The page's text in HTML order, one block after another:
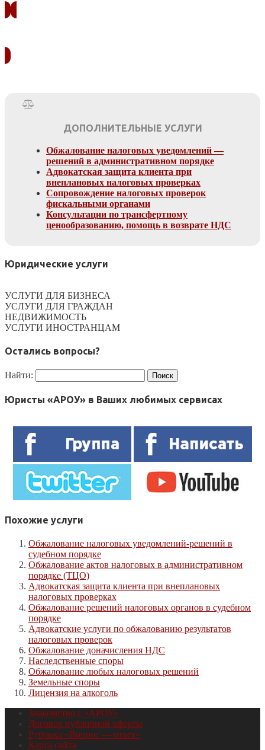
ДОПОЛНИТЕЛЬНЫЕ УСЛУГИ
Обжалование налоговых уведомлений —
решений в административном порядке
Адвокатская защита клиента при
внеплановых налоговых проверках
Сопровождение налоговых проверок
фискальными органами
Консультации по трансфертному
ценообразованию, помощь в возврате НДС
Юридические услуги
УСЛУГИ ДЛЯ БИЗНЕСА
УСЛУГИ ДЛЯ ГРАЖДАН
НЕДВИЖИМОСТЬ
УСЛУГИ ИНОСТРАНЦАМ
Остались вопросы?
Найти:
Юристы «АРОУ» в Ваших любимых сервисах
Похожие услуги
Обжалование налоговых уведомлений-решений в
судебном порядке
Обжалование актов налоговых в административном
порядке (ТЦО)
Адвокатская защита клиента при внеплановых
налоговых проверках
Обжалование решений налоговых органов в судебном
порядке
Адвокатские услуги по обжалованию результатов
налоговых проверок
Обжалование доначисления НДС
Наследственные споры
Обжалование любых налоговых решений
Земельные споры
Лицензия на алкоголь
Знакомство с «АРОУ»
Договор публичной оферты
Рубрика «Вопрос — ответ»
Карта сайта